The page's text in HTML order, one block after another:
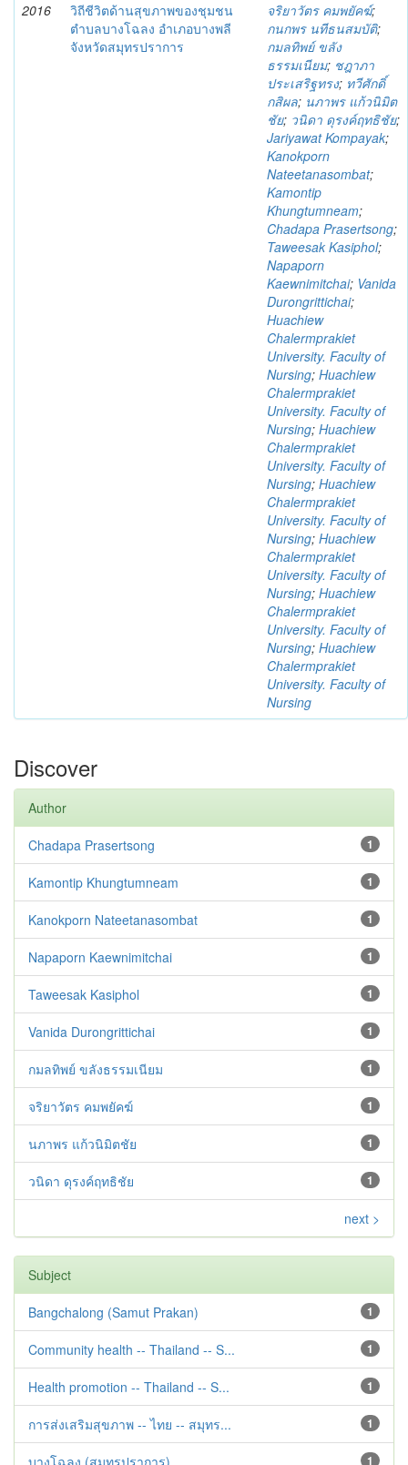
2016
วิถีชีวิตด้านสุขภาพของชุมชน
ตำบลบางโฉลง อำเภอบางพลี
จังหวัดสมุทรปราการ
จริยาวัตร คมพยัคฆ์;
กนกพร นทีธนสมบัติ;
กมลทิพย์ ขลัง
ธรรมเนียม; ชฎาภา
ประเสริฐทรง; ทวีศักดิ์
กสิผล; นภาพร แก้วนิมิต
ชัย; วนิดา ดุรงค์ฤทธิชัย;
Jariyawat Kompayak;
Kanokporn
Nateetanasombat;
Kamontip
Khungtumneam;
Chadapa Prasertsong;
Taweesak Kasiphol;
Napaporn
Kaewnimitchai; Vanida
Durongrittichai;
Huachiew
Chalermprakiet
University. Faculty of
Nursing; Huachiew
Chalermprakiet
University. Faculty of
Nursing; Huachiew
Chalermprakiet
University. Faculty of
Nursing; Huachiew
Chalermprakiet
University. Faculty of
Nursing; Huachiew
Chalermprakiet
University. Faculty of
Nursing; Huachiew
Chalermprakiet
University. Faculty of
Nursing; Huachiew
Chalermprakiet
University. Faculty of
Nursing
Discover
Author
1
Chadapa Prasertsong
1
Kamontip Khungtumneam
1
Kanokporn Nateetanasombat
1
Napaporn Kaewnimitchai
1
Taweesak Kasiphol
1
Vanida Durongrittichai
1
กมลทิพย์ ขลังธรรมเนียม
1
จริยาวัตร คมพยัคฆ์
1
นภาพร แก้วนิมิตชัย
1
วนิดา ดุรงค์ฤทธิชัย
next >
Subject
1
Bangchalong (Samut Prakan)
1
Community health -- Thailand -- S...
1
Health promotion -- Thailand -- S...
1
การส่งเสริมสุขภาพ -- ไทย -- สมุทร...
1
บางโฉลง (สมุทรปราการ)